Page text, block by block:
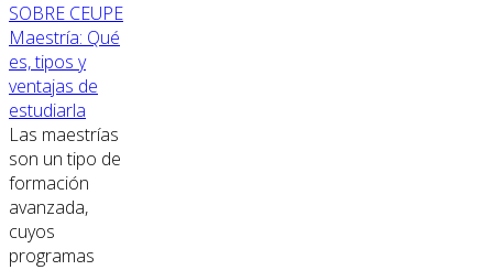
SOBRE CEUPE
Maestría: Qué
es, tipos y
ventajas de
estudiarla
Las maestrías
son un tipo de
formación
avanzada,
cuyos
programas